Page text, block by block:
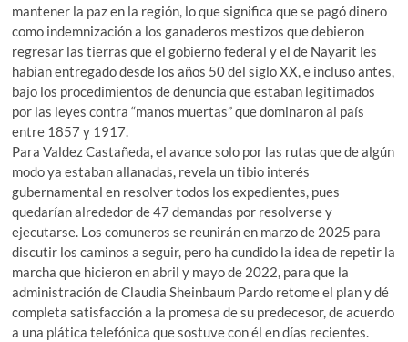
mantener la paz en la región, lo que significa que se pagó dinero
como indemnización a los ganaderos mestizos que debieron
regresar las tierras que el gobierno federal y el de Nayarit les
habían entregado desde los años 50 del siglo XX, e incluso antes,
bajo los procedimientos de denuncia que estaban legitimados
por las leyes contra “manos muertas” que dominaron al país
entre 1857 y 1917.
Para Valdez Castañeda, el avance solo por las rutas que de algún
modo ya estaban allanadas, revela un tibio interés
gubernamental en resolver todos los expedientes, pues
quedarían alrededor de 47 demandas por resolverse y
ejecutarse. Los comuneros se reunirán en marzo de 2025 para
discutir los caminos a seguir, pero ha cundido la idea de repetir la
marcha que hicieron en abril y mayo de 2022, para que la
administración de Claudia Sheinbaum Pardo retome el plan y dé
completa satisfacción a la promesa de su predecesor, de acuerdo
a una plática telefónica que sostuve con él en días recientes.